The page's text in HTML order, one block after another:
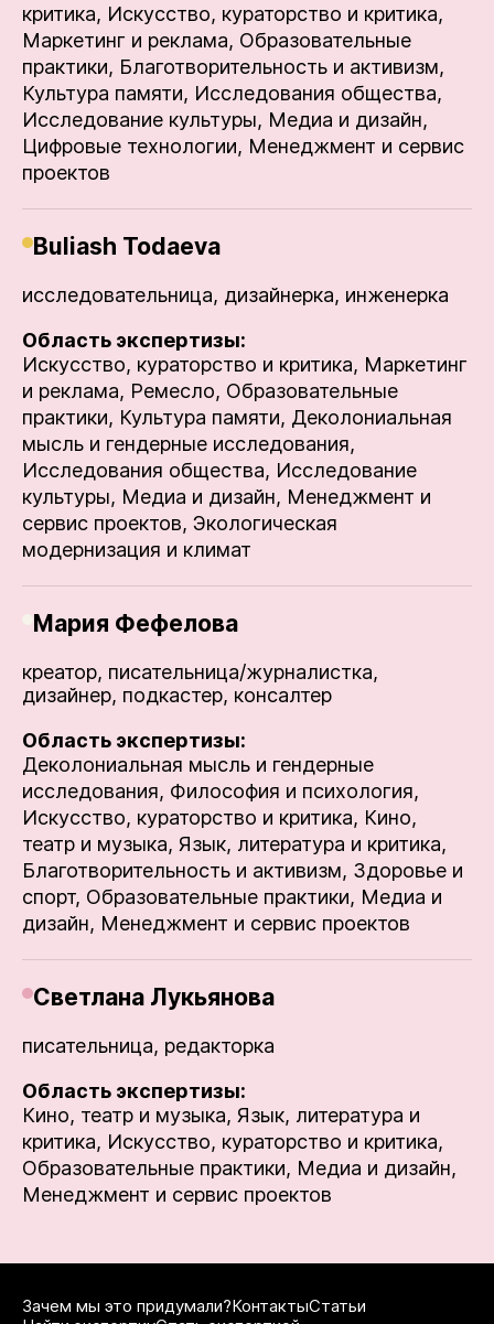
критика, Искусство, кураторство и критика,
Маркетинг и реклама, Образовательные
практики, Благотворительность и активизм,
Культура памяти, Исследования общества,
Исследование культуры, Медиа и дизайн,
Цифровые технологии, Менеджмент и сервис
проектов
Buliash Todaeva
исследовательница, дизайнерка, инженерка
Область экспертизы:
Искусство, кураторство и критика, Маркетинг
и реклама, Ремесло, Образовательные
практики, Культура памяти, Деколониальная
мысль и гендерные исследования,
Исследования общества, Исследование
культуры, Медиа и дизайн, Менеджмент и
сервис проектов, Экологическая
модернизация и климат
Мария Фефелова
креатор, писательница/журналистка,
дизайнер, подкастер, консалтер
Область экспертизы:
Деколониальная мысль и гендерные
исследования, Философия и психология,
Искусство, кураторство и критика, Кино,
театр и музыка, Язык, литература и критика,
Благотворительность и активизм, Здоровье и
спорт, Образовательные практики, Медиа и
дизайн, Менеджмент и сервис проектов
Светлана Лукьянова
писательница, редакторка
Область экспертизы:
Кино, театр и музыка, Язык, литература и
критика, Искусство, кураторство и критика,
Образовательные практики, Медиа и дизайн,
Менеджмент и сервис проектов
Зачем мы это придумали?КонтактыСтатьи